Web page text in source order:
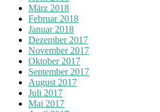
März 2018
Februar 2018
Januar 2018
Dezember 2017
November 2017
Oktober 2017
September 2017
August 2017
Juli 2017
Mai 2017